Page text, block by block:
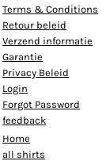
Terms & Conditions
Retour beleid
Verzend informatie
Garantie
Privacy Beleid
Login
Forgot Password
feedback
Home
all shirts